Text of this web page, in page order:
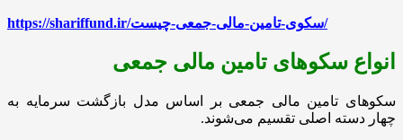
https://shariffund.ir/سکوی-تامین-مالی-جمعی-چیست/
انواع سکوهای تامین مالی جمعی
سکوهای تامین مالی جمعی بر اساس مدل بازگشت سرمایه به
چهار دسته اصلی تقسیم می‌شوند.